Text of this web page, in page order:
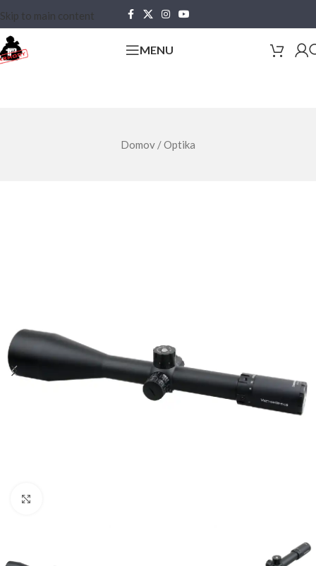
Skip to main content
MENU
Domov /Optika